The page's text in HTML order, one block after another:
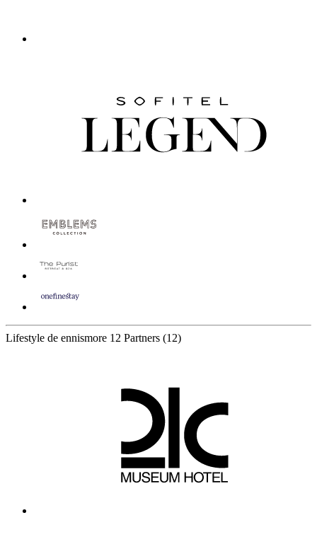
Lifestyle de ennismore 12 Partners (12)